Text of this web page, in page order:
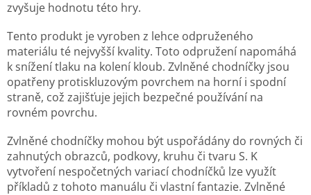
zvyšuje hodnotu této hry.
Tento produkt je vyroben z lehce odpruženého
materiálu té nejvyšší kvality. Toto odpružení napomáhá
k snížení tlaku na kolení kloub. Zvlněné chodníčky jsou
opatřeny protiskluzovým povrchem na horní i spodní
straně, což zajišťuje jejich bezpečné používání na
rovném povrchu.
Zvlněné chodníčky mohou být uspořádány do rovných či
zahnutých obrazců, podkovy, kruhu či tvaru S. K
vytvoření nespočetných variací chodníčků lze využít
příkladů z tohoto manuálu či vlastní fantazie. Zvlněné